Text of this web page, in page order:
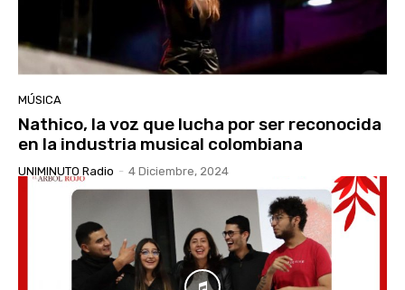
MÚSICA
Nathico, la voz que lucha por ser reconocida
en la industria musical colombiana
UNIMINUTO Radio - 4 Diciembre, 2024